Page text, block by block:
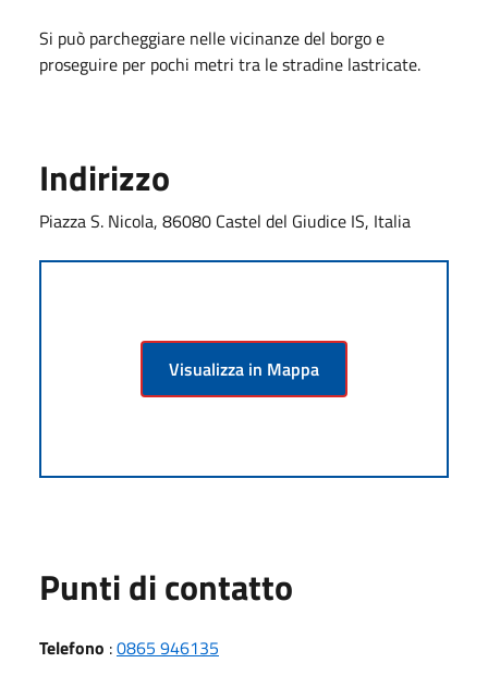
Si può parcheggiare nelle vicinanze del borgo e
proseguire per pochi metri tra le stradine lastricate.
Indirizzo
Piazza S. Nicola, 86080 Castel del Giudice IS, Italia
Visualizza in Mappa
Punti di contatto
Telefono :0865 946135